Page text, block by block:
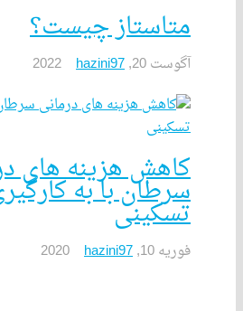
چیست؟
hazini97
هزینه های درمانی
با به کارگیری طب
hazini97